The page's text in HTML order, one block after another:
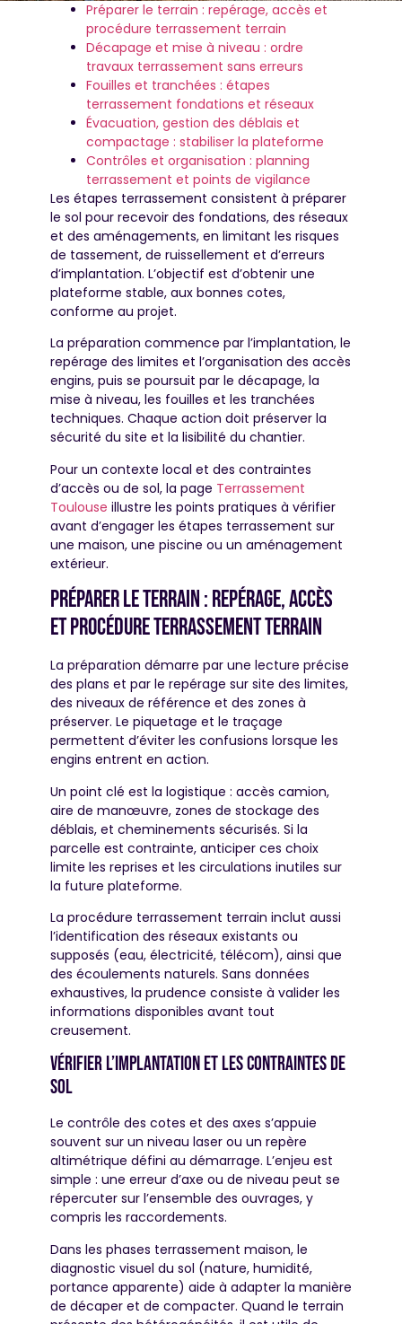
Préparer le terrain : repérage, accès et
procédure terrassement terrain
Décapage et mise à niveau : ordre
travaux terrassement sans erreurs
Fouilles et tranchées : étapes
terrassement fondations et réseaux
Évacuation, gestion des déblais et
compactage : stabiliser la plateforme
Contrôles et organisation : planning
terrassement et points de vigilance
Les étapes terrassement consistent à préparer
le sol pour recevoir des fondations, des réseaux
et des aménagements, en limitant les risques
de tassement, de ruissellement et d’erreurs
d’implantation. L’objectif est d’obtenir une
plateforme stable, aux bonnes cotes,
conforme au projet.
La préparation commence par l’implantation, le
repérage des limites et l’organisation des accès
engins, puis se poursuit par le décapage, la
mise à niveau, les fouilles et les tranchées
techniques. Chaque action doit préserver la
sécurité du site et la lisibilité du chantier.
Pour un contexte local et des contraintes
d’accès ou de sol, la page Terrassement
Toulouse illustre les points pratiques à vérifier
avant d’engager les étapes terrassement sur
une maison, une piscine ou un aménagement
extérieur.
Préparer le terrain : repérage, accès
et procédure terrassement terrain
La préparation démarre par une lecture précise
des plans et par le repérage sur site des limites,
des niveaux de référence et des zones à
préserver. Le piquetage et le traçage
permettent d’éviter les confusions lorsque les
engins entrent en action.
Un point clé est la logistique : accès camion,
aire de manœuvre, zones de stockage des
déblais, et cheminements sécurisés. Si la
parcelle est contrainte, anticiper ces choix
limite les reprises et les circulations inutiles sur
la future plateforme.
La procédure terrassement terrain inclut aussi
l’identification des réseaux existants ou
supposés (eau, électricité, télécom), ainsi que
des écoulements naturels. Sans données
exhaustives, la prudence consiste à valider les
informations disponibles avant tout
creusement.
Vérifier l’implantation et les contraintes de
sol
Le contrôle des cotes et des axes s’appuie
souvent sur un niveau laser ou un repère
altimétrique défini au démarrage. L’enjeu est
simple : une erreur d’axe ou de niveau peut se
répercuter sur l’ensemble des ouvrages, y
compris les raccordements.
Dans les phases terrassement maison, le
diagnostic visuel du sol (nature, humidité,
portance apparente) aide à adapter la manière
de décaper et de compacter. Quand le terrain